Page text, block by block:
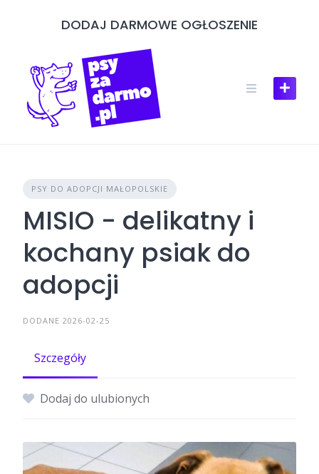
DODAJ DARMOWE OGŁOSZENIE
PSY DO ADOPCJI MAŁOPOLSKIE
MISIO - delikatny i
kochany psiak do
adopcji
DODANE 2026-02-25
Szczegóły
Dodaj do ulubionych